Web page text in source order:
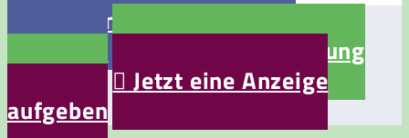
Jetzt eine Stellenanzeige
Jetzt eine Bewerbung
aufgeben Jetzt eine Anzeige
aufgeben